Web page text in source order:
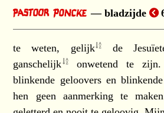
bladzijde
te weten, gelijk de
ganschelijk
onwetend te
blinkende geloovers en
hen geen aanmerking te